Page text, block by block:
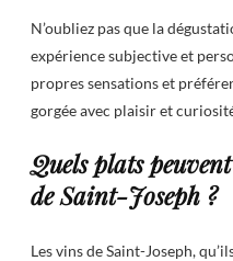
N’oubliez pas que la
expérience subjective et
propres sensations et
gorgée avec plaisir et
Quels plats
de Saint-Joseph ?
Les vins de Saint-Joseph,